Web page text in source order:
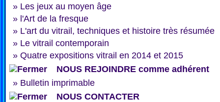
» Les jeux au moyen âge
» l'Art de la fresque
» L'art du vitrail, techniques et histoire très résumée
» Le vitrail contemporain
» Quatre expositions vitrail en 2014 et 2015
NOUS REJOINDRE comme adhérent
» Bulletin imprimable
NOUS CONTACTER